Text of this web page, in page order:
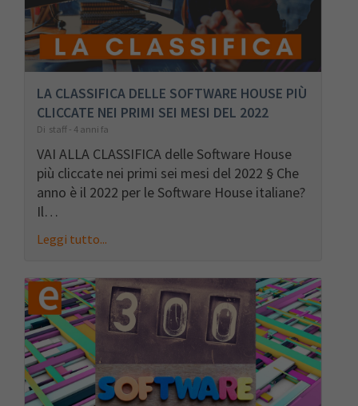
LA CLASSIFICA DELLE SOFTWARE HOUSE PIÙ
CLICCATE NEI PRIMI SEI MESI DEL 2022
Di staff - 4 anni fa
VAI ALLA CLASSIFICA delle Software House
più cliccate nei primi sei mesi del 2022 § Che
anno è il 2022 per le Software House italiane?
Il…
Leggi tutto...